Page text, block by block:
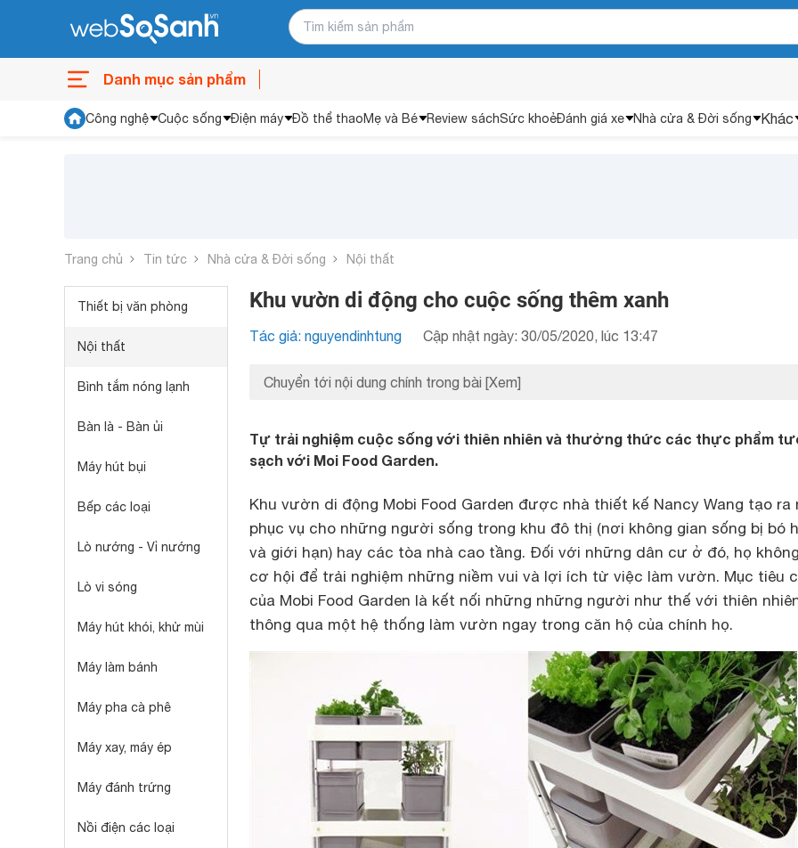
Danh mục sản phẩm
Công nghệ Cuộc sống Điện máy Đồ thể thaoMẹ và Bé Review sáchSức khoẻĐánh giá xe Nhà cửa & Đời sống Khác
Trang chủ Tin tức Nhà cửa & Đời sống Nội thất
Thiết bị văn phòng
Nội thất
Bình tắm nóng lạnh
Bàn là - Bàn ủi
Máy hút bụi
Bếp các loại
Lò nướng - Vỉ nướng
Lò vi sóng
Máy hút khói, khử mùi
Máy làm bánh
Máy pha cà phê
Máy xay, máy ép
Máy đánh trứng
Nồi điện các loại
Khu vườn di động cho cuộc sống thêm xanh
Tác giả: nguyendinhtung Cập nhật ngày: 30/05/2020, lúc 13:47
Chuyển tới nội dung chính trong bài [Xem]
Tự trải nghiệm cuộc sống với thiên nhiên và thưởng thức các thực phẩm
sạch với Moi Food Garden.
Khu vườn di động Mobi Food Garden được nhà thiết kế Nancy Wang tạo ra
phục vụ cho những người sống trong khu đô thị (nơi không gian sống bị bó
và giới hạn) hay các tòa nhà cao tầng. Đối với những dân cư ở đó, họ
cơ hội để trải nghiệm những niềm vui và lợi ích từ việc làm vườn. Mục tiêu
của Mobi Food Garden là kết nối những những người như thế với thiên
thông qua một hệ thống làm vườn ngay trong căn hộ của chính họ.